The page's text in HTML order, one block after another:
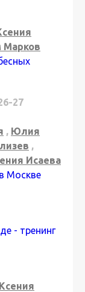
Марков
27
, Юлия
,
Исаева
Москве
- тренинг
Ксения